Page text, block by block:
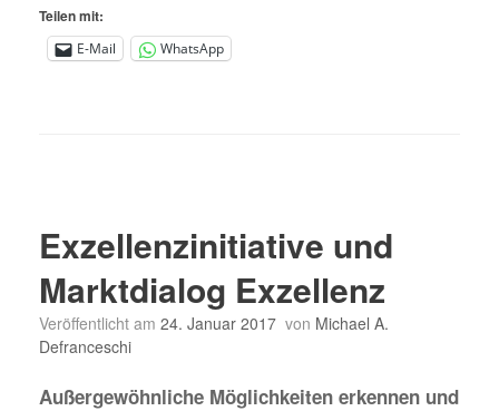
Teilen mit:
E-Mail WhatsApp
Exzellenzinitiative und
Marktdialog Exzellenz
Veröffentlicht am 24. Januar 2017 von Michael A.
Defranceschi
Außergewöhnliche Möglichkeiten erkennen und